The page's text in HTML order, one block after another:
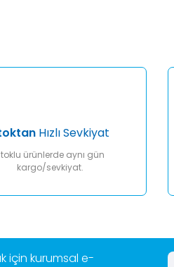
Gönder
Hızlı Sevkiyat
ürünlerde aynı gün
kargo/sevkiyat.
için kurumsal e-